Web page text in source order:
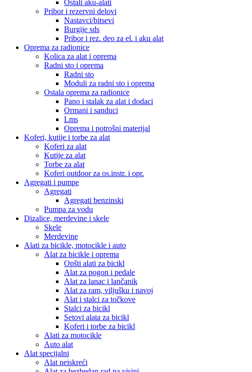
Ostali aku-alati
Pribor i rezervni delovi
Nastavci/bitsevi
Burgije sds
Pribor i rez. deo za el. i aku alat
Oprema za radionice
Kolica za alat i oprema
Radni sto i oprema
Radni sto
Moduli za radni sto i oprema
Ostala oprema za radionice
Pano i stalak za alat i dodaci
Ormani i sanduci
Lms
Oprema i potrošni materijal
Koferi, kutije i torbe za alat
Koferi za alat
Kutije za alat
Torbe za alat
Koferi outdoor za os.instr. i opr.
Agregati i pumpe
Agregati
Agregati benzinski
Pumpa za vodu
Dizalice, merdevine i skele
Skele
Merdevine
Alati za bicikle, motocikle i auto
Alat za bicikle i oprema
Opšti alati za bicikl
Alat za pogon i pedale
Alat za lanac i lančanik
Alat za ram, viljušku i navoj
Alat i stalci za točkove
Stalci za bicikl
Setovi alata za bicikl
Koferi i torbe za bicikl
Alati za motocikle
Auto alat
Alat specijalni
Alat neiskreći